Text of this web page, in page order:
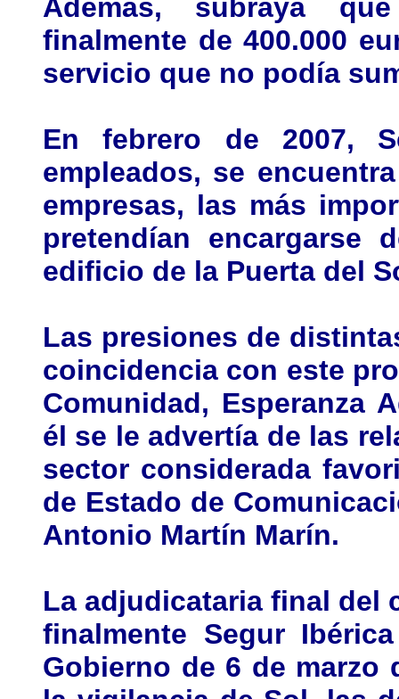
Además, subraya
finalmente de 400.000
servicio que no podía
En febrero de 2007,
empleados, se
empresas, las más
pretendían encargarse
edificio de la Puerta del
Las presiones de
coincidencia con este
Comunidad, Esperanza
él se le advertía de las
sector considerada
de Estado de
Antonio Martín Marín.
La adjudicataria final del
finalmente Segur
Gobierno de 6 de marzo